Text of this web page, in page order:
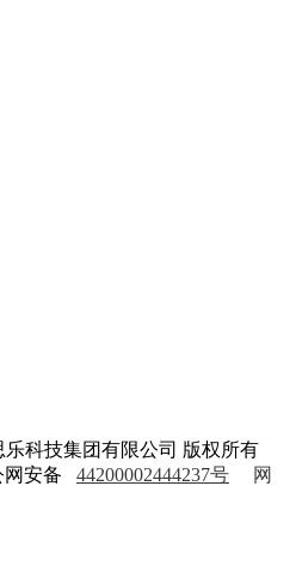
乐科技集团有限公司 版权所有
网安备 44200002444237号
网